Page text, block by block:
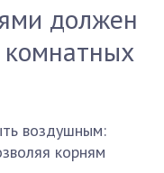
должен
комнатных
воздушным:
корням